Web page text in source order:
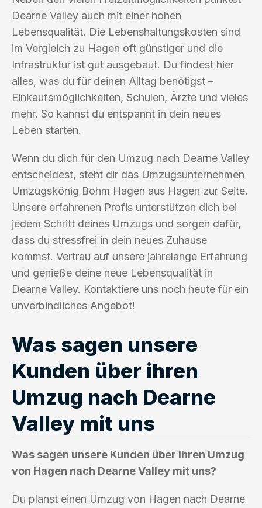
Dearne Valley auch mit einer hohen
Lebensqualität. Die Lebenshaltungskosten sind
im Vergleich zu Hagen oft günstiger und die
Infrastruktur ist gut ausgebaut. Du findest hier
alles, was du für deinen Alltag benötigst –
Einkaufsmöglichkeiten, Schulen, Ärzte und vieles
mehr. So kannst du entspannt in dein neues
Leben starten.
Wenn du dich für den Umzug nach Dearne Valley
entscheidest, steht dir das Umzugsunternehmen
Umzugskönig Bohm Hagen aus Hagen zur Seite.
Unsere erfahrenen Profis unterstützen dich bei
jedem Schritt deines Umzugs und sorgen dafür,
dass du stressfrei in dein neues Zuhause
kommst. Vertrau auf unsere jahrelange Erfahrung
und genieße deine neue Lebensqualität in
Dearne Valley. Kontaktiere uns noch heute für ein
unverbindliches Angebot!
Was sagen unsere
Kunden über ihren
Umzug nach Dearne
Valley mit uns
Was sagen unsere Kunden über ihren Umzug
von Hagen nach Dearne Valley mit uns?
Du planst einen Umzug von Hagen nach Dearne